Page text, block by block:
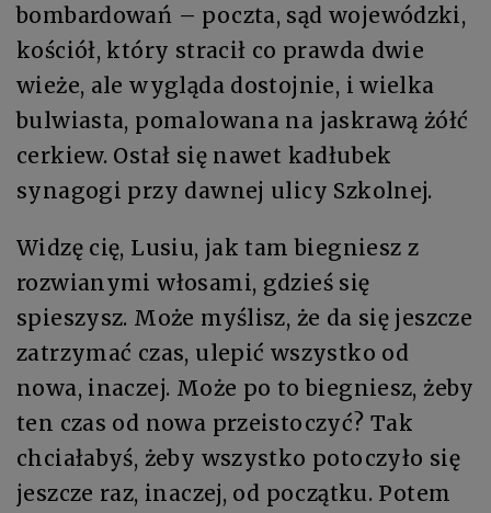
bombardowań – poczta, sąd wojewódzki,
kościół, który stracił co prawda dwie
wieże, ale wygląda dostojnie, i wielka
bulwiasta, pomalowana na jaskrawą żółć
cerkiew. Ostał się nawet kadłubek
synagogi przy dawnej ulicy Szkolnej.
Widzę cię, Lusiu, jak tam biegniesz z
rozwianymi włosami, gdzieś się
spieszysz. Może myślisz, że da się jeszcze
zatrzymać czas, ulepić wszystko od
nowa, inaczej. Może po to biegniesz, żeby
ten czas od nowa przeistoczyć? Tak
chciałabyś, żeby wszystko potoczyło się
jeszcze raz, inaczej, od początku. Potem